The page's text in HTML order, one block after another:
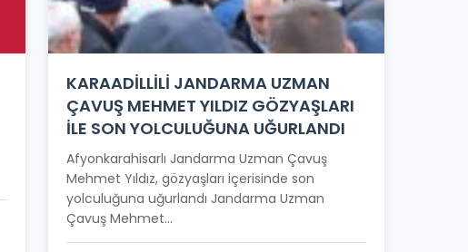
KARAADİLLİLİ JANDARMA UZMAN
ÇAVUŞ MEHMET YILDIZ GÖZYAŞLARI
İLE SON YOLCULUĞUNA UĞURLANDI
Afyonkarahisarlı Jandarma Uzman Çavuş
Mehmet Yıldız, gözyaşları içerisinde son
yolculuğuna uğurlandı Jandarma Uzman
Çavuş Mehmet...